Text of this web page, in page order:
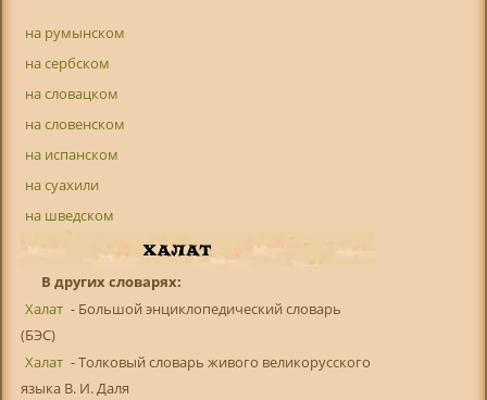
на румынском
на сербском
на словацком
на словенском
на испанском
на суахили
на шведском
В других словарях:
Халат - Большой энциклопедический словарь
(БЭС)
Халат - Толковый словарь живого великорусского
языка В. И. Даля